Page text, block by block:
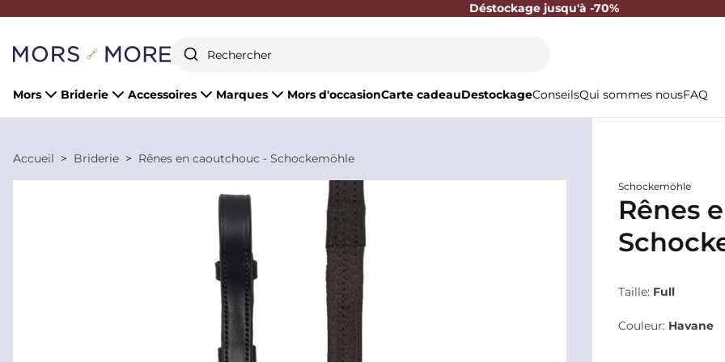
Déstockage jusqu'à -70%
Mors Briderie Accessoires Marques Mors d'occasionCarte cadeauDestockageConseilsQui sommes nousFAQ
Accueil Briderie Rênes en caoutchouc - Schockemöhle
Schockemöhle
Rênes
Taille: Full
Couleur: Havane